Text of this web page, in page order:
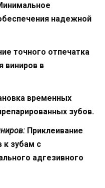
надежной
точного отпечатка
виниров в
временных
зубов.
Приклеивание
к зубам с
адгезивного